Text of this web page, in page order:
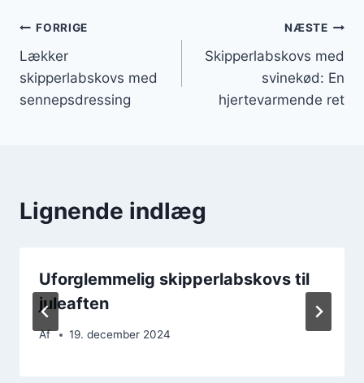
Indlægsnavigation
FORRIGE
Lækker
skipperlabskovs med
sennepsdressing
NÆSTE
Skipperlabskovs med
svinekød: En
hjertevarmende ret
Lignende indlæg
Uforglemmelig skipperlabskovs til
juleaften
Af 19. december 2024